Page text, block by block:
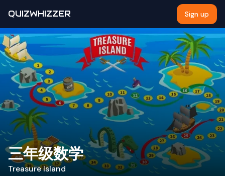
QUIZWHIZZER Sign up
三年级数学
Treasure Island